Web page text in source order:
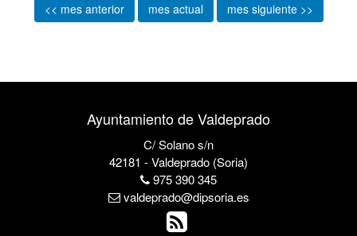
<< mes anterior mes actual mes siguiente >>
Ayuntamiento de Valdeprado
C/ Solano s/n
42181 - Valdeprado (Soria)
975 390 345
valdeprado@dipsoria.es